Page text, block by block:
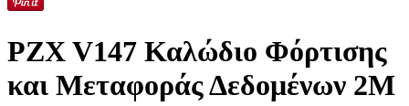
PZX V147 Καλώδιο Φόρτισης
και Μεταφοράς Δεδομένων 2M